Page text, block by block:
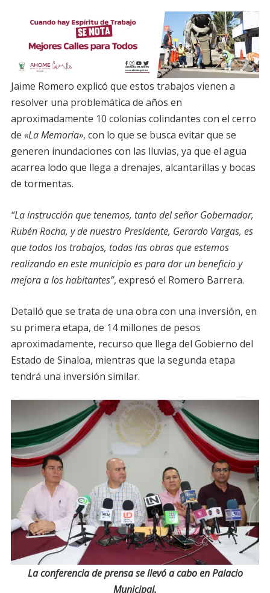
Jaime Romero explicó que estos trabajos vienen a
resolver una problemática de años en
aproximadamente 10 colonias colindantes con el cerro
de «La Memoria», con lo que se busca evitar que se
generen inundaciones con las lluvias, ya que el agua
acarrea lodo que llega a drenajes, alcantarillas y bocas
de tormentas.
“La instrucción que tenemos, tanto del señor Gobernador,
Rubén Rocha, y de nuestro Presidente, Gerardo Vargas, es
que todos los trabajos, todas las obras que estemos
realizando en este municipio es para dar un beneficio y
mejora a los habitantes”, expresó el Romero Barrera.
Detalló que se trata de una obra con una inversión, en
su primera etapa, de 14 millones de pesos
aproximadamente, recurso que llega del Gobierno del
Estado de Sinaloa, mientras que la segunda etapa
tendrá una inversión similar.
La conferencia de prensa se llevó a cabo en Palacio
Municipal.